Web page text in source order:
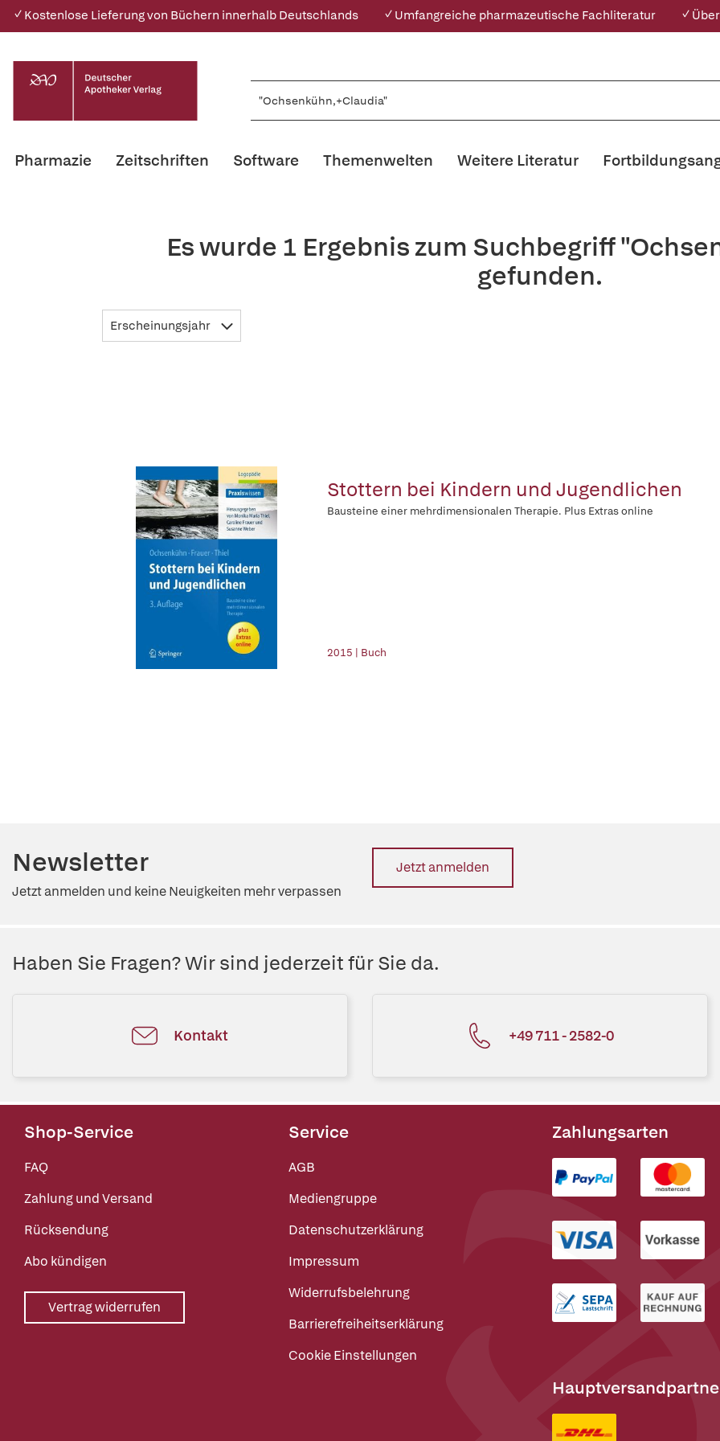
✓ Kostenlose Lieferung von Büchern innerhalb Deutschlands ✓ Umfangreiche pharmazeutische Fachliteratur ✓
Pharmazie Zeitschriften Software Themenwelten Weitere Literatur
Es wurde 1 Ergebnis zum Suchbegriff
gefunden.
Erscheinungsjahr
Stottern bei Kindern und Jugendlichen
Bausteine einer mehrdimensionalen Therapie. Plus Extras online
2015 | Buch
Newsletter
Jetzt anmelden und keine Neuigkeiten mehr verpassen
Jetzt anmelden
Haben Sie Fragen? Wir sind jederzeit für Sie da.
Kontakt +49 711 - 2582-0
Shop-Service
FAQ
Zahlung und Versand
Rücksendung
Abo kündigen
Vertrag widerrufen
Service
AGB
Mediengruppe
Datenschutzerklärung
Impressum
Widerrufsbelehrung
Barrierefreiheitserklärung
Cookie Einstellungen
Zahlungsarten